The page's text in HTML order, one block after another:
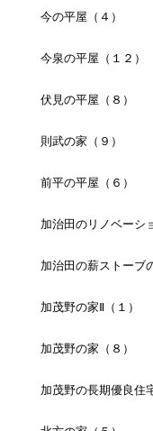
今の平屋（４）
今泉の平屋（１２）
伏見の平屋（８）
則武の家（９）
前平の平屋（６）
加治田のリノベーシ
加治田の薪ストーブ
加茂野の家Ⅱ（１）
加茂野の家（８）
加茂野の長期優良住